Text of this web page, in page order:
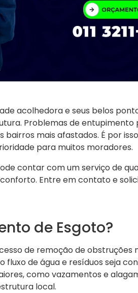
acolhedora e seus belos
Problemas de
mais afastados. É por
para muitos moradores.
contar com um serviço de
Entre em contato e
de Esgoto?
de remoção de obstruções
de água e resíduos seja
como vazamentos e
local.